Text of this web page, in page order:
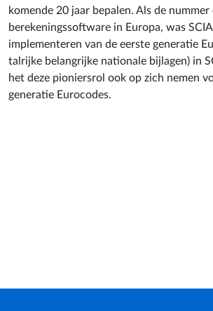
komende 20 jaar bepalen. Als de
berekeningssoftware in Europa, was
implementeren van de eerste generatie
talrijke belangrijke nationale bijlagen) in
het deze pioniersrol ook op zich nemen
generatie Eurocodes.